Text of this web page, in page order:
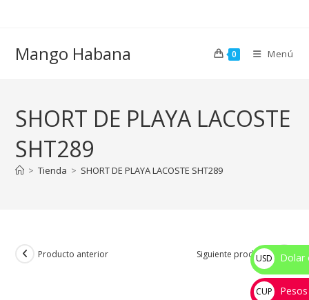
Mango Habana 0 Menú
SHORT DE PLAYA LACOSTE
SHT289
> Tienda > SHORT DE PLAYA LACOSTE SHT289
Producto anterior Siguiente producto
USD
$
Dolar
CUP
Pesos